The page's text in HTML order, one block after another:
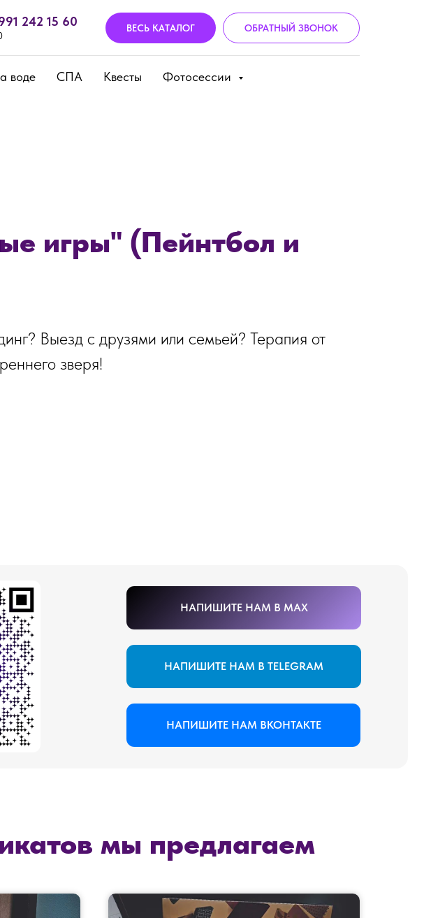
242 15 60 ВЕСЬ КАТАЛОГ ОБРАТНЫЙ ЗВОНОК
воде СПА Квесты Фотосессии
игры" (Пейнтбол и
Выезд с друзями или семьей? Терапия от
зверя!
НАПИШИТЕ НАМ ВКОНТАКТЕ
НАПИШИТЕ НАМ В TELEGRAM
мы предлагаем